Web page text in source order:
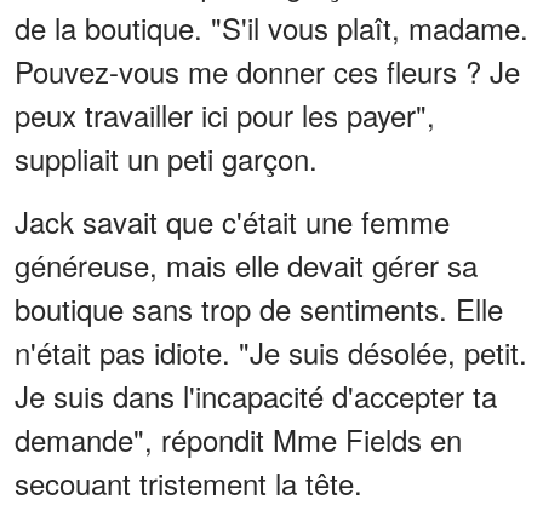
de la boutique. "S'il vous plaît, madame.
Pouvez-vous me donner ces fleurs ? Je
peux travailler ici pour les payer",
suppliait un peti garçon.
Jack savait que c'était une femme
généreuse, mais elle devait gérer sa
boutique sans trop de sentiments. Elle
n'était pas idiote. "Je suis désolée, petit.
Je suis dans l'incapacité d'accepter ta
demande", répondit Mme Fields en
secouant tristement la tête.